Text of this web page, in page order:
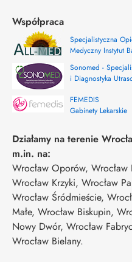
Współpraca
Specjalistyczna
Medyczny Instytut
Sonomed -
i Diagnostyka
FEMEDIS
Gabinety Lekarskie
Działamy na terenie
m.in. na:
Wrocław Oporów,
Wrocław Krzyki, Wrocław
Wrocław Śródmieście,
Małe, Wrocław Biskupin,
Nowy Dwór, Wrocław
Wrocław Bielany.